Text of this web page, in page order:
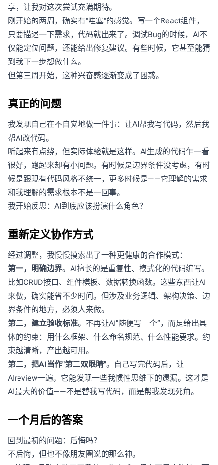
享，让我对这次尝试充满期待。
刚开始的两周，确实有"哇塞"的感觉。写一个React组件，
只要描述一下需求，代码就出来了。调试Bug的时候，AI不
仅能定位问题，还能给出修复建议。有些时候，它甚至能猜
到我下一步想做什么。
但第三周开始，这种兴奋感逐渐变成了困惑。
真正的问题
我发现自己在不自觉地做一件事：让AI帮我写代码，然后我
帮AI改代码。
听起来有点绕，但实际体验就是这样。AI生成的代码乍一看
很好，跑起来却有小问题。有时候是边界条件没考虑，有时
候是跟现有代码风格不统一，更多时候是——它理解的需求
和我理解的需求根本不是一回事。
我开始反思：AI到底应该扮演什么角色？
重新定义协作方式
经过调整，我慢慢摸索出了一种更健康的合作模式：
第一，明确边界。AI擅长的是重复性、模式化的代码编写。
比如CRUD接口、组件模板、数据转换函数。这些东西让AI
来做，确实能省不少时间。但涉及业务逻辑、架构决策、边
界条件的地方，必须人来做。
第二，建立验收标准。不再让AI"随便写一个”，而是给出具
体的约束：用什么框架、什么命名规范、什么性能要求。约
束越清晰，产出越可用。
第三，把AI当作"第二双眼睛"。自己写完代码后，让
AIreview一遍。它能发现一些我惯性思维下的遗漏。这才是
AI最大的价值——不是替我写代码，而是帮我发现死角。
一个月后的答案
回到最初的问题：后悔吗？
不后悔，但也不像朋友圈说的那么神。